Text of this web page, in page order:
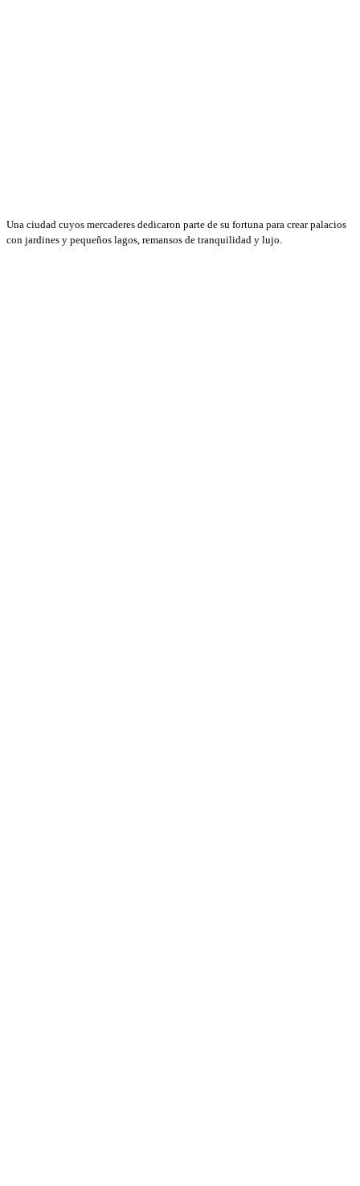
Una ciudad cuyos mercaderes dedicaron parte de su fortuna para crear palacios
con jardines y pequeños lagos, remansos de tranquilidad y lujo.